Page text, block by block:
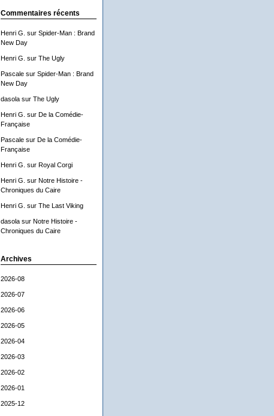
Commentaires récents
Henri G. sur Spider-Man : Brand
New Day
Henri G. sur The Ugly
Pascalesur Spider-Man : Brand
New Day
dasolasur The Ugly
Henri G. sur De la Comédie-
Française
Pascalesur De la Comédie-
Française
Henri G. sur Royal Corgi
Henri G. sur Notre Histoire -
Chroniques du Caire
Henri G. sur The Last Viking
dasolasur Notre Histoire -
Chroniques du Caire
Archives
2026-08
2026-07
2026-06
2026-05
2026-04
2026-03
2026-02
2026-01
2025-12